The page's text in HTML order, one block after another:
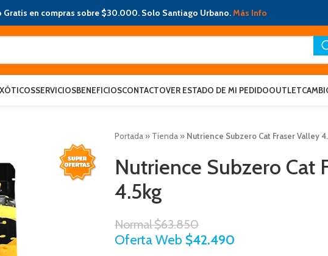
Gratis en compras sobre $30.000. Solo Santiago Urbano.Más Info
SERVICIOSBENEFICIOSCONTACTOVER ESTADO DE MI PEDIDOOUTLET
Portada » Tienda » Nutrience Subzero Cat Fraser Valley
Nutrience Subzero Cat
4.5kg
Normal$63.850
Oferta Web $42.490